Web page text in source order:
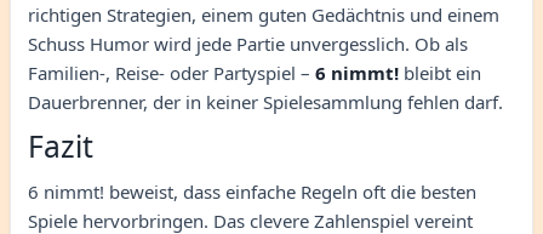
richtigen Strategien, einem guten Gedächtnis und einem
Schuss Humor wird jede Partie unvergesslich. Ob als
Familien-, Reise- oder Partyspiel – 6 nimmt! bleibt ein
Dauerbrenner, der in keiner Spielesammlung fehlen darf.
Fazit
6 nimmt! beweist, dass einfache Regeln oft die besten
Spiele hervorbringen. Das clevere Zahlenspiel vereint